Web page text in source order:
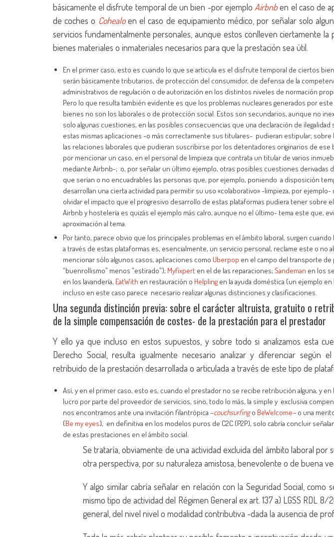
básicamente el disfrute temporal de un bien -por ejemplo Airbnben el caso de
de coches o Cohealoen el caso de equipamiento médico, por señalar solo
servicios fundamentalmente personales, aunque estos conlleven ciertamente la
bienes materiales o inmateriales necesarios para que la prestación sea útil.
En el primer caso, esto es cuando lo que se articula es el disfrute temporal de ciertos
serán básicamente tributarios, de protección del consumidor, de defensa de la
administrativos de regulación o de autorización en los distintos niveles de normación
Pero lo que resulta también evidente es que los problemas nucleares generados por
bienes no son los laborales o de protección social. Estos son secundarios, aunque no
solo algunas cuestiones, en las posibles consecuencias que una declaración de
estas mismas aplicaciones -o más correctamente sus titulares- pudieran estipular; sobre
las relaciones laborales que pudieran suscribirse por los detentadores originarios de
por mencionar un caso, en el personal de limpieza que contrata un titular de varios
mediante Airbnb-; o, por señalar un último ejemplo, otras posibles cuestiones derivadas
que serían o no encuadrables las personas que, por ejemplo, poniendo a disposición
desarrollan una cierta actividad para permitir su uso «colaborativo» -limpieza, por ejemplo-
olvidar el impacto que el progresivo desarrollo de estas plataformas pudiera tener sobre
Airbnb y hostelería es quizás el ejemplo más calro, aunque no el último- tema este que,
aproximación al tema.
Por tanto, parece obvio que los principales problemas en el ámbito laboral, surgen
a través de estas plataformas es, esencialmente, un servicio personal, reclame este o no
mencionar sólo algunos casos, aplicaciones como Uberpop en el campo del transporte de
“buenrollismo” menos “estirado”); Myfixpert en el de las reparaciones; Sandeman en los
en los lavandería, EatWith en restauración o Helplingen la ayuda doméstica (un ejemplo en
incluso en este caso parece necesario realizar algunas distinciones y clasificaciones.
Una segunda distinción previa: sobre el carácter altruista, gratuito o
de la simple compensación de costes- de la prestación para el prestador
Y ello ya que incluso en estos supuestos, y sobre todo si analizamos esta
Derecho Social, resulta igualmente necesario analizar y diferenciar según
retribuido de la prestación desarrollada o articulada a través de este tipo de
Así, y en el primer caso, esto es, cuando el prestador no se recibe retribución alguna, y
lucro por parte del proveedor de servicios, sino, todo lo más, la simple y exclusiva
nos encontramos ante una invitación filantrópica –couchsurfingo BeWelcome– o una
(Be my eyes), en definitiva en los modelos puros de C2C (P2P), solo cabría concluir
de estas prestaciones en el ámbito social.
Se trataría, obviamente de una actividad excluida del ámbito laboral por
otra perspectiva, por su naturaleza amistosa, benevolente o de buena
Y algo similar cabría señalar en relación con la Seguridad Social, como
mismo tipo de actividad del Régimen General ex art. 137 a) LGSS RDL 8/
general, del nivel nivel o modalidad contributiva -dada la ausencia de